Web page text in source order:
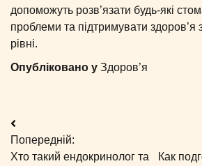
допоможуть розв’язати будь-які
проблеми та підтримувати здоров’я
рівні.
Опубліковано у Здоров’я
Навігація
записів
Попередній:
Хто такий ендокринолог та
Как